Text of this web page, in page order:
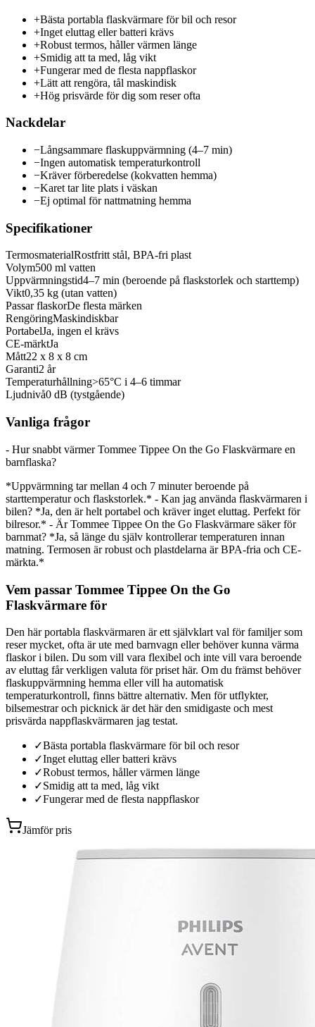
+Bästa portabla flaskvärmare för bil och resor
+Inget eluttag eller batteri krävs
+Robust termos, håller värmen länge
+Smidig att ta med, låg vikt
+Fungerar med de flesta nappflaskor
+Lätt att rengöra, tål maskindisk
+Hög prisvärde för dig som reser ofta
Nackdelar
−Långsammare flaskuppvärmning (4–7 min)
−Ingen automatisk temperaturkontroll
−Kräver förberedelse (kokvatten hemma)
−Karet tar lite plats i väskan
−Ej optimal för nattmatning hemma
Specifikationer
TermosmaterialRostfritt stål, BPA-fri plast
Volym500 ml vatten
Uppvärmningstid4–7 min (beroende på flaskstorlek och starttemp)
Vikt0,35 kg (utan vatten)
Passar flaskorDe flesta märken
RengöringMaskindiskbar
PortabelJa, ingen el krävs
CE-märktJa
Mått22 x 8 x 8 cm
Garanti2 år
Temperaturhållning>65°C i 4–6 timmar
Ljudnivå0 dB (tystgående)
Vanliga frågor
- Hur snabbt värmer Tommee Tippee On the Go Flaskvärmare en
barnflaska?
*Uppvärmning tar mellan 4 och 7 minuter beroende på
starttemperatur och flaskstorlek.* - Kan jag använda flaskvärmaren i
bilen? *Ja, den är helt portabel och kräver inget eluttag. Perfekt för
bilresor.* - Är Tommee Tippee On the Go Flaskvärmare säker för
barnmat? *Ja, så länge du själv kontrollerar temperaturen innan
matning. Termosen är robust och plastdelarna är BPA-fria och CE-
märkta.*
Vem passar Tommee Tippee On the Go
Flaskvärmare för
Den här portabla flaskvärmaren är ett självklart val för familjer som
reser mycket, ofta är ute med barnvagn eller behöver kunna värma
flaskor i bilen. Du som vill vara flexibel och inte vill vara beroende
av eluttag får verkligen valuta för priset här. Om du främst behöver
flaskuppvärmning hemma eller vill ha automatisk
temperaturkontroll, finns bättre alternativ. Men för utflykter,
bilsemestrar och picknick är det här den smidigaste och mest
prisvärda nappflaskvärmaren jag testat.
✓Bästa portabla flaskvärmare för bil och resor
✓Inget eluttag eller batteri krävs
✓Robust termos, håller värmen länge
✓Smidig att ta med, låg vikt
✓Fungerar med de flesta nappflaskor
Jämför pris